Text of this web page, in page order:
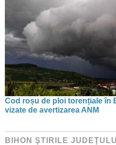
Cod roșu de ploi torențiale în
vizate de avertizarea ANM
BIHON ŞTIRILE